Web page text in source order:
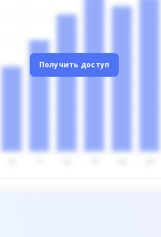
Получить доступ